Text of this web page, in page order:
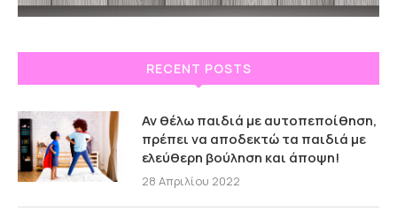
RECENT POSTS
Αν θέλω παιδιά με αυτοπεποίθηση,
πρέπει να αποδεκτώ τα παιδιά με
ελεύθερη βούληση και άποψη!
28 Απριλίου 2022